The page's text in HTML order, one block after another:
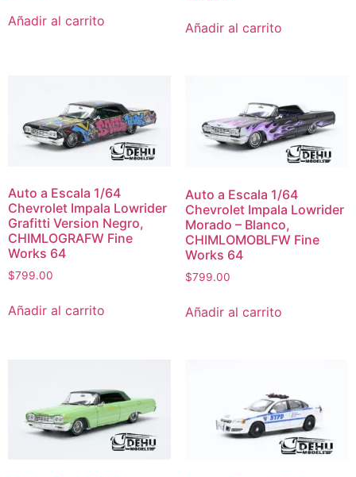
Añadir al carrito Añadir al carrito
Auto a Escala 1/64
Chevrolet Impala Lowrider
Grafitti Version Negro,
CHIMLOGRAFW Fine
Works 64
$799.00
Añadir al carrito
Auto a Escala 1/64
Chevrolet Impala Lowrider
Morado – Blanco,
CHIMLOMOBLFW Fine
Works 64
$799.00
Añadir al carrito